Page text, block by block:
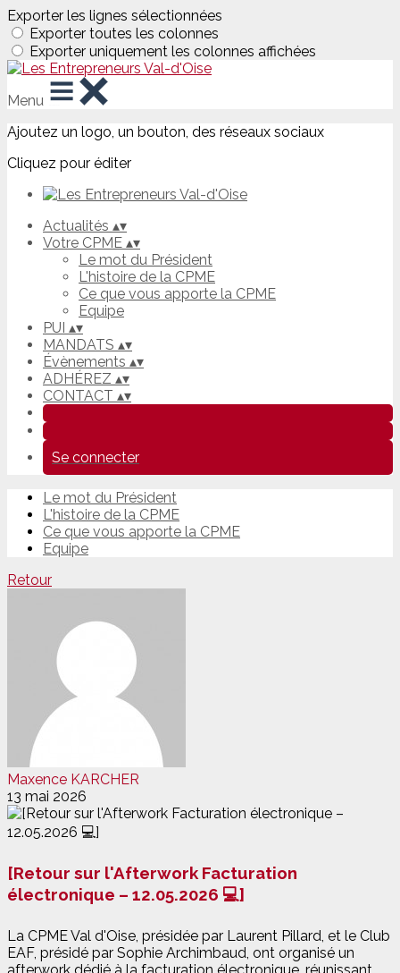
Exporter les lignes sélectionnées
Exporter toutes les colonnes
Exporter uniquement les colonnes affichées
Menu
Ajoutez un logo, un bouton, des réseaux sociaux
Cliquez pour éditer
Actualités ▴▾
Votre CPME ▴▾
Le mot du Président
L'histoire de la CPME
Ce que vous apporte la CPME
Equipe
PUI ▴▾
MANDATS ▴▾
Évènements ▴▾
ADHÉREZ ▴▾
CONTACT ▴▾
Se connecter
Le mot du Président
L'histoire de la CPME
Ce que vous apporte la CPME
Equipe
Retour
Maxence KARCHER
13 mai 2026
[Retour sur l'Afterwork Facturation
électronique – 12.05.2026 💻]
La CPME Val d'Oise, présidée par Laurent Pillard, et le Club
EAF, présidé par Sophie Archimbaud, ont organisé un